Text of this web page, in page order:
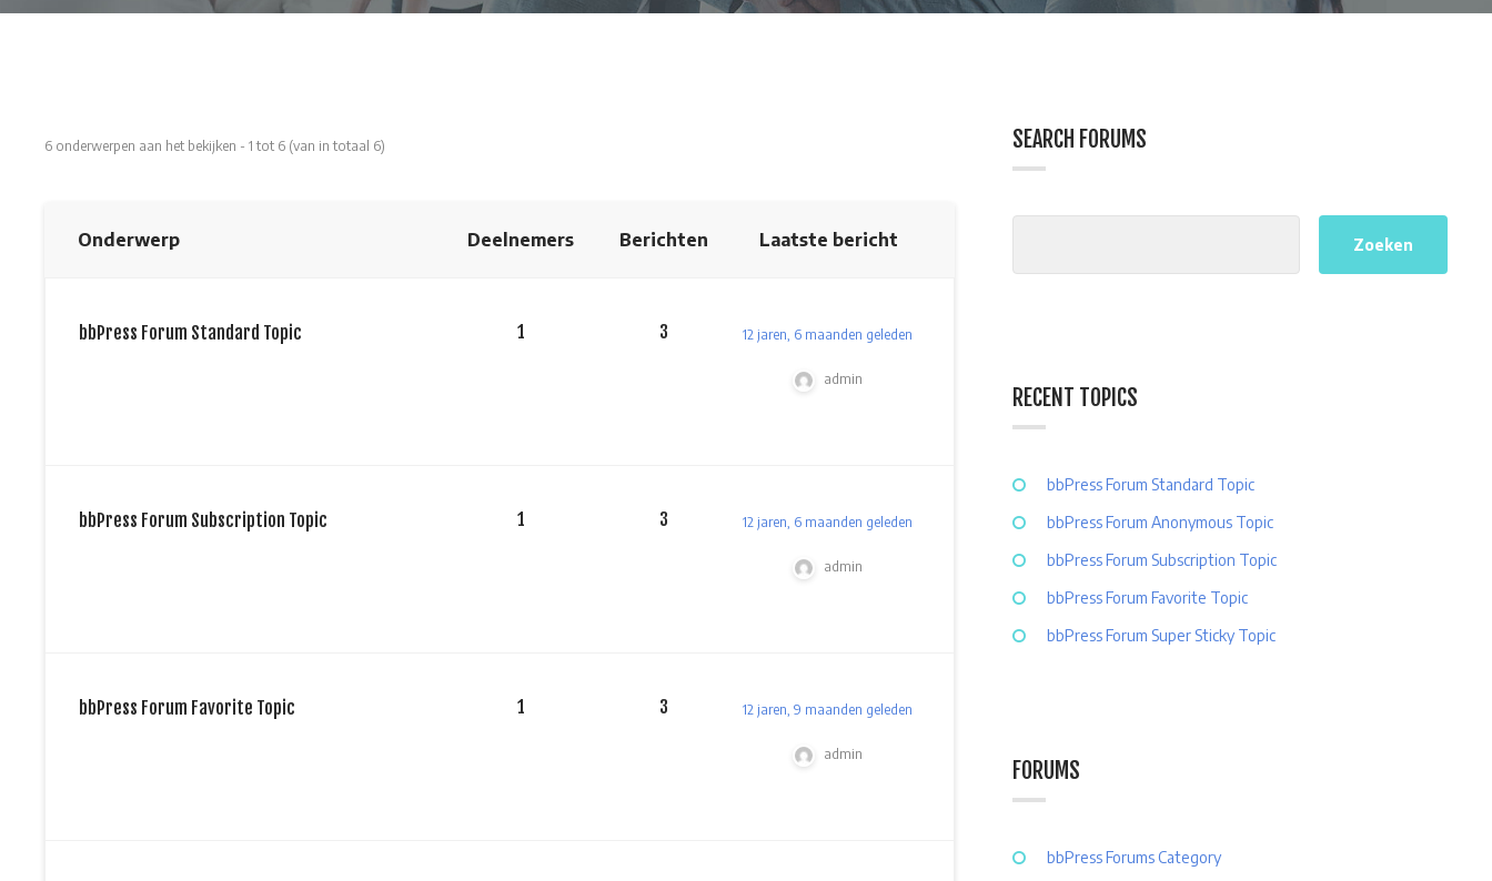
6 onderwerpen aan het bekijken - 1 tot 6 (van in totaal 6)
Onderwerp Deelnemers Berichten Laatste bericht
bbPress Forum Standard Topic 1 3 12 jaren, 6 maanden geleden
admin
bbPress Forum Subscription Topic 1 3 12 jaren, 6 maanden geleden
admin
bbPress Forum Favorite Topic 1 3 12 jaren, 9 maanden geleden
admin
SEARCH FORUMS
RECENT TOPICS
bbPress Forum Standard Topic
bbPress Forum Anonymous Topic
bbPress Forum Subscription Topic
bbPress Forum Favorite Topic
bbPress Forum Super Sticky Topic
FORUMS
bbPress Forums Category